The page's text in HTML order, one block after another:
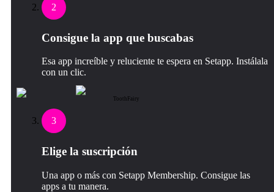
2
Consigue la app que buscabas
Esa app increíble y reluciente te espera en Setapp. Instálala
con un clic.
ToothFairy
3
Elige la suscripción
Una app o más con Setapp Membership. Consigue las
apps a tu manera.